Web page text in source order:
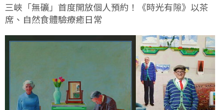
三峽「無礦」首度開放個人預約！《時光有隙》以茶
席、自然食體驗療癒日常